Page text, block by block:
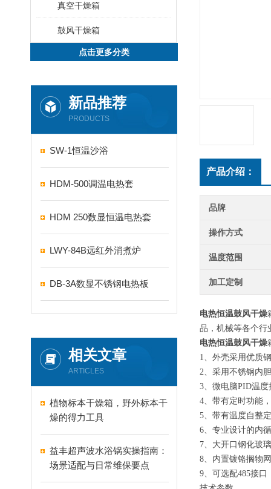
真空干燥箱
鼓风干燥箱
点击更多分类
新品推荐
PRODUCTS
SW-1恒温沙浴
HDM-500调温电热套
HDM 250数显恒温电热套
LWY-84B远红外消煮炉
DB-3A数显不锈钢电热板
相关文章
ARTICLES
植物标本干燥箱，野外标本干
燥的得力工具
益丰超声波水浴锅实操指南：
场景适配与日常维保要点
产品介绍：
品牌
操作方式
温度范围
加工定制
电热恒温鼓风干燥
品，机械等各个行
电热恒温鼓风干燥
1、外壳采用优质
2、采用不锈钢内
3、微电脑PID温
4、带有定时功能
5、带有温度自整
6、专业设计的内
7、大开口钢化玻
8、内置镀铬搁物
9、可选配485接